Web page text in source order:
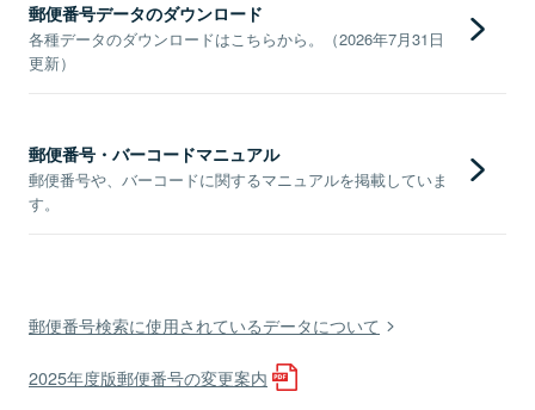
郵便番号データのダウンロード
各種データのダウンロードはこちらから。（2026年7月31日
更新）
郵便番号・バーコードマニュアル
郵便番号や、バーコードに関するマニュアルを掲載していま
す。
郵便番号検索に使用されているデータについて
2025年度版郵便番号の変更案内